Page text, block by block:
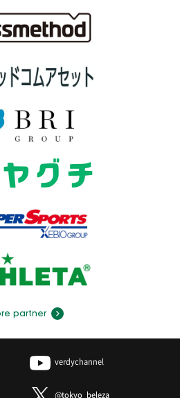
partner
verdychannel
@tokyo_beleza